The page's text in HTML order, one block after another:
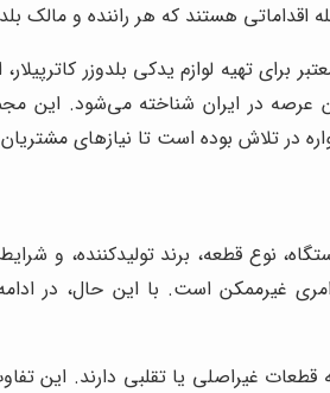
هستند که هر راننده و مالک
برای تهیه لوازم یدکی بلدوزر
در ایران شناخته می‌شود. این
در تلاش بوده است تا نیازهای
نوع قطعه، برند تولیدکننده، و
غیرممکن است. با این حال، در ادامه
غیراصلی یا تقلبی دارند. این